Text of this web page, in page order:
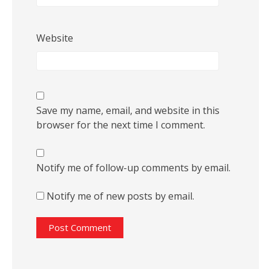
Website
Save my name, email, and website in this
browser for the next time I comment.
Notify me of follow-up comments by email.
Notify me of new posts by email.